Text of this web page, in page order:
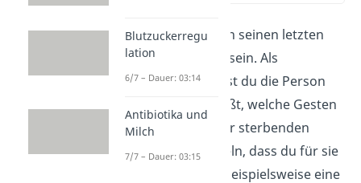
Niemand möchte in seinen letzten
Momenten alleine sein. Als
Angehöriger kennst du die Person
am besten. Du weißt, welche Gesten
es benötigt, um der sterbenden
Person zu vermitteln, dass du für sie
da bist. Das kann beispielsweise eine
Blutzuckerregu
lation
6/7 – Dauer: 03:14
Antibiotika und
Milch
7/7 – Dauer: 03:15